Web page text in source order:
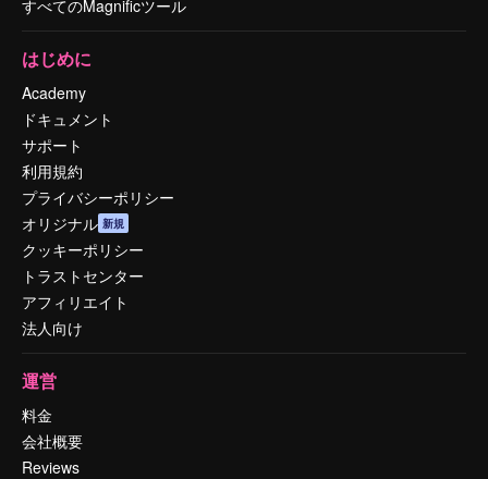
すべてのMagnificツール
はじめに
Academy
ドキュメント
サポート
利用規約
プライバシーポリシー
オリジナル 新規
クッキーポリシー
トラストセンター
アフィリエイト
法人向け
運営
料金
会社概要
Reviews